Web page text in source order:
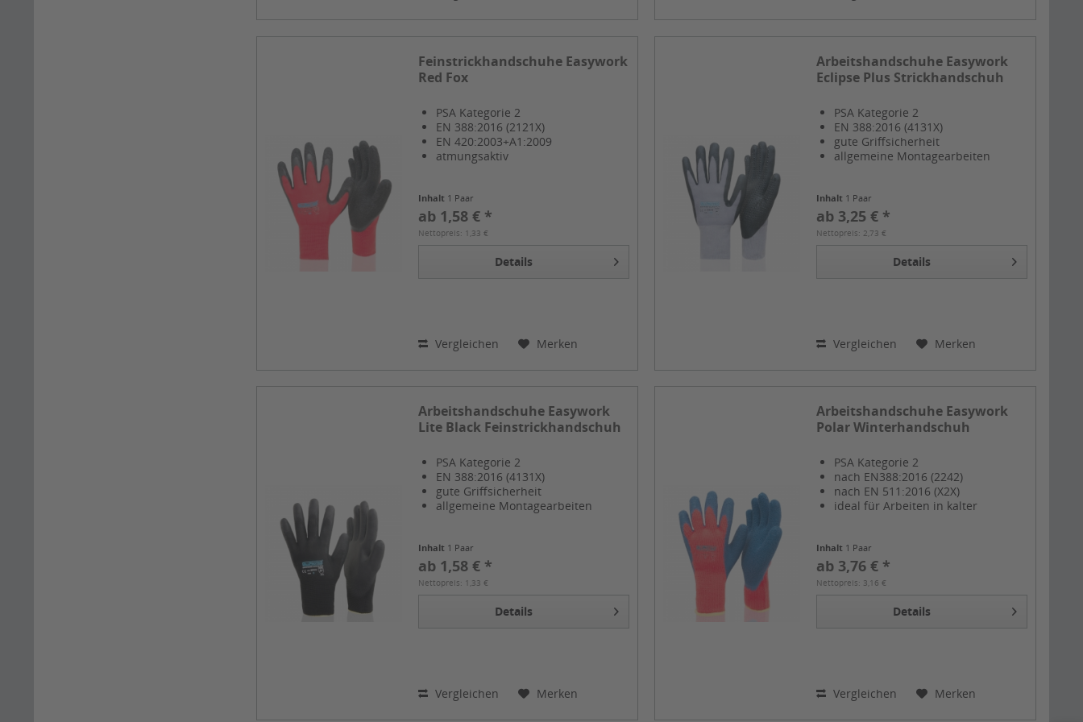
Feinstrickhandschuhe Easywork
Red Fox
PSA Kategorie 2
EN 388:2016 (2121X)
EN 420:2003+A1:2009
atmungsaktiv
Inhalt 1 Paar
ab 1,58 € *
Nettopreis: 1,33 €
Details
Vergleichen Merken
Arbeitshandschuhe Easywork
Eclipse Plus Strickhandschuh
PSA Kategorie 2
EN 388:2016 (4131X)
gute Griffsicherheit
allgemeine Montagearbeiten
Inhalt 1 Paar
ab 3,25 € *
Nettopreis: 2,73 €
Details
Vergleichen Merken
Arbeitshandschuhe Easywork
Lite Black Feinstrickhandschuh
PSA Kategorie 2
EN 388:2016 (4131X)
gute Griffsicherheit
allgemeine Montagearbeiten
Inhalt 1 Paar
ab 1,58 € *
Nettopreis: 1,33 €
Details
Vergleichen Merken
Arbeitshandschuhe Easywork
Polar Winterhandschuh
PSA Kategorie 2
nach EN388:2016 (2242)
nach EN 511:2016 (X2X)
ideal für Arbeiten in kalter
Inhalt 1 Paar
ab 3,76 € *
Nettopreis: 3,16 €
Details
Vergleichen Merken